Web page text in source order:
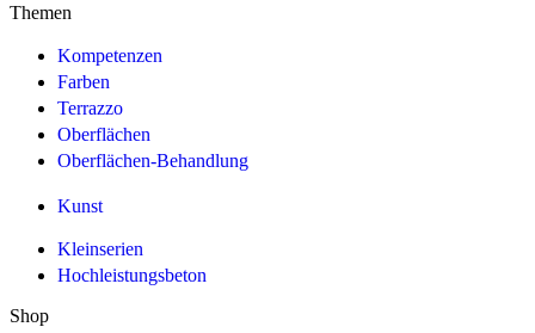
Themen
Kompetenzen
Farben
Terrazzo
Oberflächen
Oberflächen-Behandlung
Kunst
Kleinserien
Hochleistungsbeton
Shop